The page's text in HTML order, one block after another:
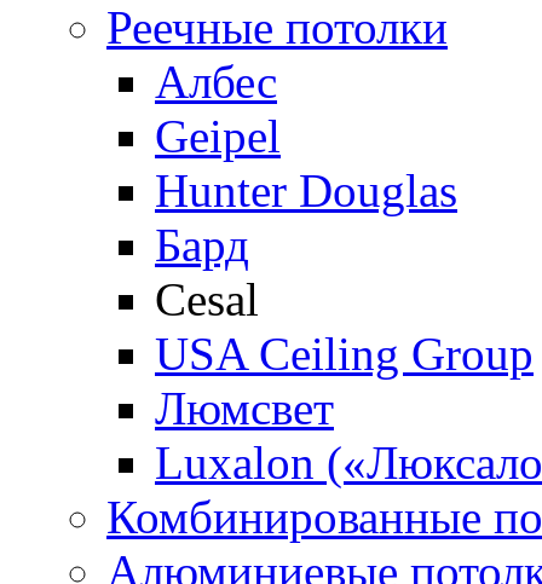
Реечные потолки
Албес
Geipel
Hunter Douglas
Бард
Cesal
USA Ceiling Group
Люмсвет
Luxalon
Комбинированные
Алюминиевые